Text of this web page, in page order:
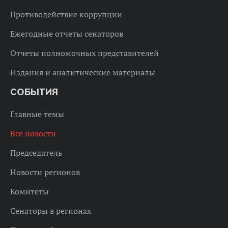
Противодействие коррупции
Ежегодные отчеты сенаторов
Отчеты полномочных представителей
Издания и аналитические материалы
СОБЫТИЯ
Главные темы
Все новости
Председатель
Новости регионов
Комитеты
Сенаторы в регионах